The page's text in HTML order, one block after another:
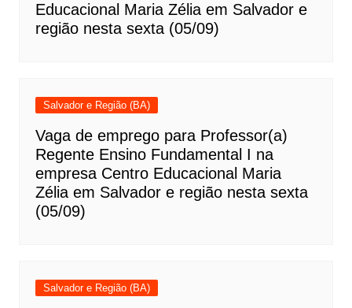
Educacional Maria Zélia em Salvador e
região nesta sexta (05/09)
Salvador e Região (BA)
Vaga de emprego para Professor(a)
Regente Ensino Fundamental I na
empresa Centro Educacional Maria
Zélia em Salvador e região nesta sexta
(05/09)
Salvador e Região (BA)